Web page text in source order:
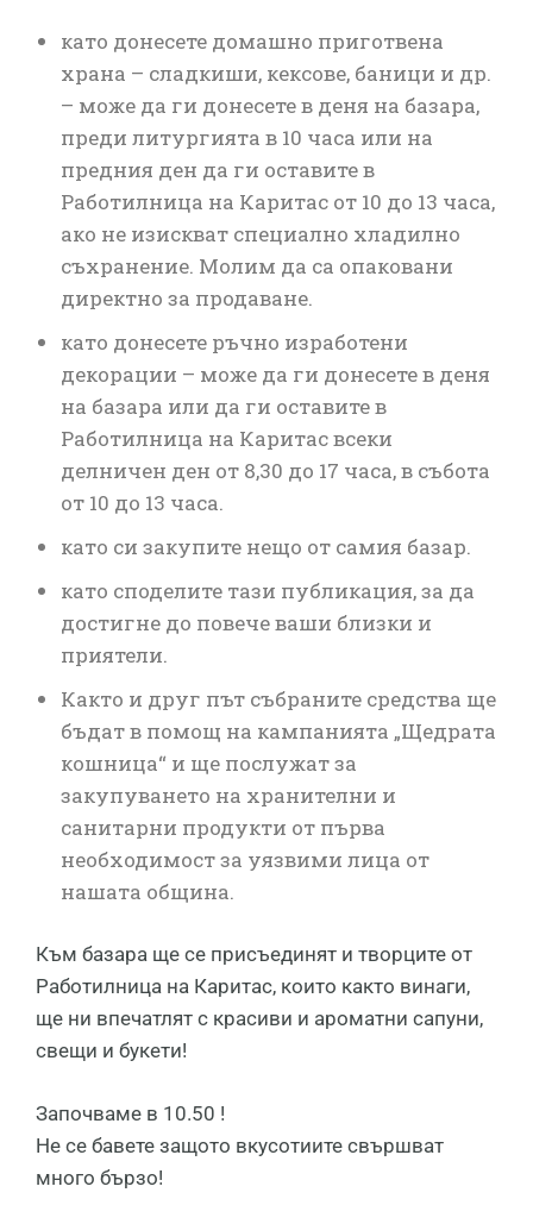
като донесете домашно приготвена
храна – сладкиши, кексове, баници и др.
– може да ги донесете в деня на базара,
преди литургията в 10 часа или на
предния ден да ги оставите в
Работилница на Каритас от 10 до 13 часа,
ако не изискват специално хладилно
съхранение. Молим да са опаковани
директно за продаване.
като донесете ръчно изработени
декорации – може да ги донесете в деня
на базара или да ги оставите в
Работилница на Каритас всеки
делничен ден от 8,30 до 17 часа, в събота
от 10 до 13 часа.
като си закупите нещо от самия базар.
като споделите тази публикация, за да
достигне до повече ваши близки и
приятели.
Както и друг път събраните средства ще
бъдат в помощ на кампанията „Щедрата
кошница“ и ще послужат за
закупуването на хранителни и
санитарни продукти от първа
необходимост за уязвими лица от
нашата община.
Към базара ще се присъединят и творците от
Работилница на Каритас, които както винаги,
ще ни впечатлят с красиви и ароматни сапуни,
свещи и букети!
Започваме в 10.50 !
Не се бавете защото вкусотиите свършват
много бързо!